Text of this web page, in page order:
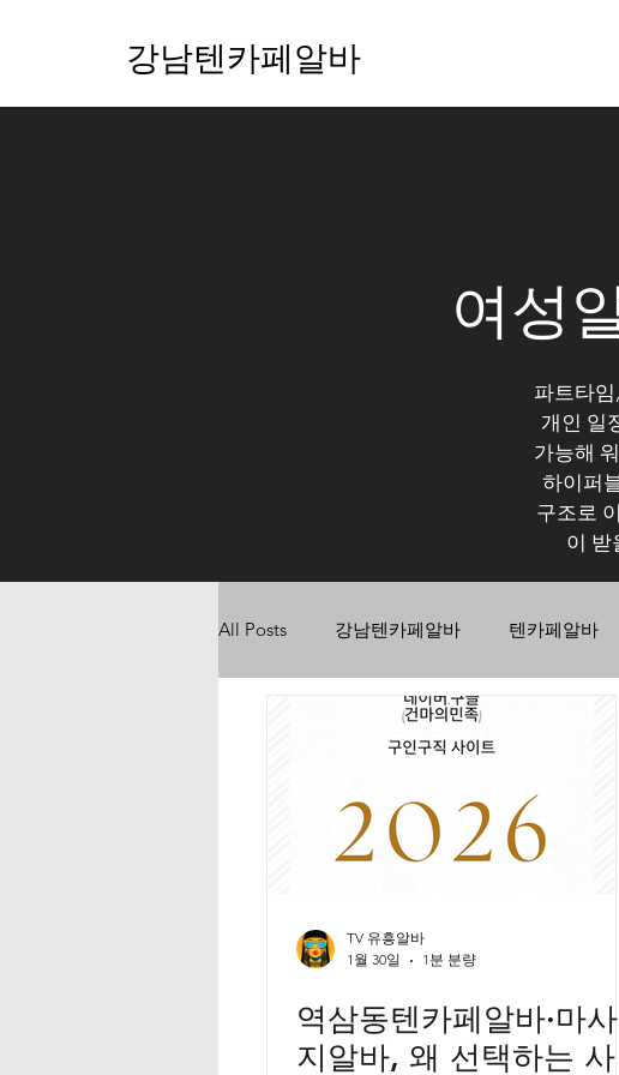
강남텐카페알바
여성
파트타
개인 일
가능해
하이퍼
구조로
이 받
All Posts 강남텐카페알바 텐카페알바
유흥업소알바
업소알바가이드 텐프로알바 역
가지재배방법 가지농사수익
TV 유흥알바
1월 30일
1분 분량
역삼동텐카페알바·마사
지알바, 왜 선택하는 사